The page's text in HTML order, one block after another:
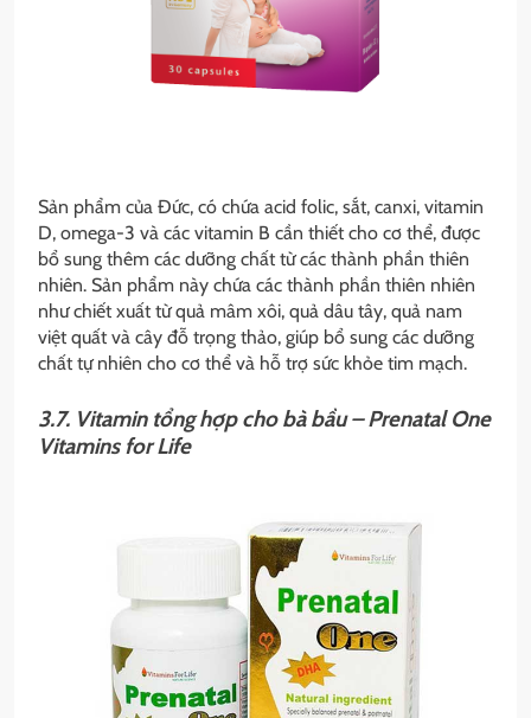
Sản phẩm của Đức, có chứa acid folic, sắt, canxi, vitamin
D, omega-3 và các vitamin B cần thiết cho cơ thể, được
bổ sung thêm các dưỡng chất từ các thành phần thiên
nhiên. Sản phẩm này chứa các thành phần thiên nhiên
như chiết xuất từ quả mâm xôi, quả dâu tây, quả nam
việt quất và cây đỗ trọng thảo, giúp bổ sung các dưỡng
chất tự nhiên cho cơ thể và hỗ trợ sức khỏe tim mạch.
3.7. Vitamin tổng hợp cho bà bầu – Prenatal One
Vitamins for Life